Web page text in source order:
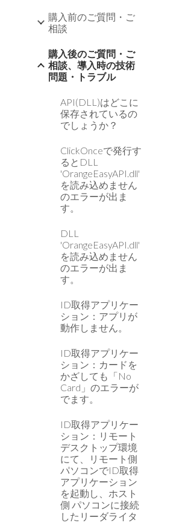
購入前のご質問・ご
相談
購入後のご質問・ご
相談、導入時の技術
問題・トラブル
API(DLL)はどこに
保存されているの
でしょうか？
ClickOnceで発行す
るとDLL
'OrangeEasyAPI.dll'
を読み込めません
のエラーが出ま
す。
DLL
'OrangeEasyAPI.dll'
を読み込めません
のエラーが出ま
す。
ID取得アプリケー
ション：アプリが
動作しません。
ID取得アプリケー
ション：カードを
かざしても「No
Card」のエラーが
でます。
ID取得アプリケー
ション：リモート
デスクトップ環境
にて、リモート側
パソコンでID取得
アプリケーション
を起動し、ホスト
側 パソコンに接続
したリーダライタ